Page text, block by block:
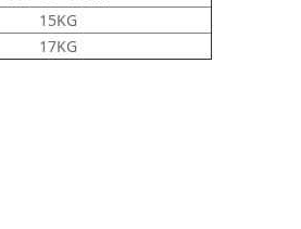
15KG
17KG